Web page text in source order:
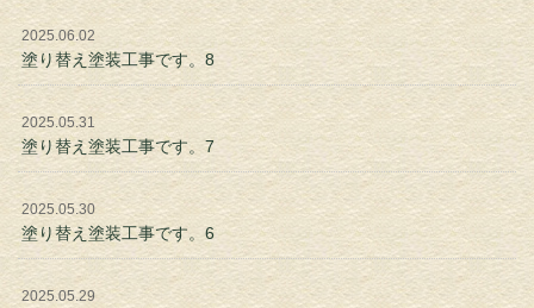
2025.06.02
塗り替え塗装工事です。8
2025.05.31
塗り替え塗装工事です。7
2025.05.30
塗り替え塗装工事です。6
2025.05.29